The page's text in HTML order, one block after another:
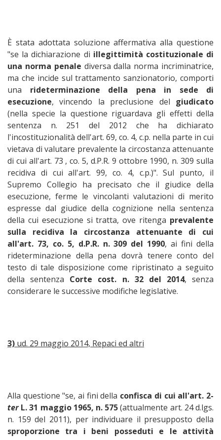
È stata adottata soluzione affermativa alla questione
"se la dichiarazione di illegittimità costituzionale di
una norma penale diversa dalla norma incriminatrice,
ma che incide sul trattamento sanzionatorio, comporti
una rideterminazione della pena in sede di
esecuzione, vincendo la preclusione del giudicato
(nella specie la questione riguardava gli effetti della
sentenza n. 251 del 2012 che ha dichiarato
l'incostituzionalità dell'art. 69, co. 4, c.p. nella parte in cui
vietava di valutare prevalente la circostanza attenuante
di cui all'art. 73 , co. 5, d.P.R. 9 ottobre 1990, n. 309 sulla
recidiva di cui all'art. 99, co. 4, c.p.)". Sul punto, il
Supremo Collegio ha precisato che il giudice della
esecuzione, ferme le vincolanti valutazioni di merito
espresse dal giudice della cognizione nella sentenza
della cui esecuzione si tratta, ove ritenga prevalente
sulla recidiva la circostanza attenuante di cui
all'art. 73, co. 5, d.P.R. n. 309 del 1990, ai fini della
rideterminazione della pena dovrà tenere conto del
testo di tale disposizione come ripristinato a seguito
della sentenza Corte cost. n. 32 del 2014, senza
considerare le successive modifiche legislative.
3) ud. 29 maggio 2014, Repaci ed altri
Alla questione "se, ai fini della confisca di cui all'art. 2-
terL. 31 maggio 1965, n. 575(attualmente art. 24 d.lgs.
n. 159 del 2011), per individuare il presupposto della
sproporzione tra i beni posseduti e le attività